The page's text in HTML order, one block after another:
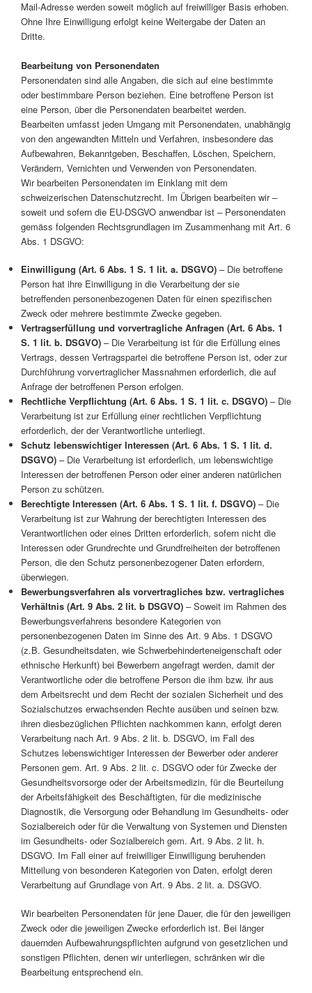
Mail-Adresse werden soweit möglich auf freiwilliger Basis erhoben.
Ohne Ihre Einwilligung erfolgt keine Weitergabe der Daten an
Dritte.
Bearbeitung von Personendaten
Personendaten sind alle Angaben, die sich auf eine bestimmte
oder bestimmbare Person beziehen. Eine betroffene Person ist
eine Person, über die Personendaten bearbeitet werden.
Bearbeiten umfasst jeden Umgang mit Personendaten, unabhängig
von den angewandten Mitteln und Verfahren, insbesondere das
Aufbewahren, Bekanntgeben, Beschaffen, Löschen, Speichern,
Verändern, Vernichten und Verwenden von Personendaten.
Wir bearbeiten Personendaten im Einklang mit dem
schweizerischen Datenschutzrecht. Im Übrigen bearbeiten wir –
soweit und sofern die EU-DSGVO anwendbar ist – Personendaten
gemäss folgenden Rechtsgrundlagen im Zusammenhang mit Art. 6
Abs. 1 DSGVO:
Einwilligung (Art. 6 Abs. 1 S. 1 lit. a. DSGVO) – Die betroffene
Person hat ihre Einwilligung in die Verarbeitung der sie
betreffenden personenbezogenen Daten für einen spezifischen
Zweck oder mehrere bestimmte Zwecke gegeben.
Vertragserfüllung und vorvertragliche Anfragen (Art. 6 Abs. 1
S. 1 lit. b. DSGVO) – Die Verarbeitung ist für die Erfüllung eines
Vertrags, dessen Vertragspartei die betroffene Person ist, oder zur
Durchführung vorvertraglicher Massnahmen erforderlich, die auf
Anfrage der betroffenen Person erfolgen.
Rechtliche Verpflichtung (Art. 6 Abs. 1 S. 1 lit. c. DSGVO) – Die
Verarbeitung ist zur Erfüllung einer rechtlichen Verpflichtung
erforderlich, der der Verantwortliche unterliegt.
Schutz lebenswichtiger Interessen (Art. 6 Abs. 1 S. 1 lit. d.
DSGVO) – Die Verarbeitung ist erforderlich, um lebenswichtige
Interessen der betroffenen Person oder einer anderen natürlichen
Person zu schützen.
Berechtigte Interessen (Art. 6 Abs. 1 S. 1 lit. f. DSGVO) – Die
Verarbeitung ist zur Wahrung der berechtigten Interessen des
Verantwortlichen oder eines Dritten erforderlich, sofern nicht die
Interessen oder Grundrechte und Grundfreiheiten der betroffenen
Person, die den Schutz personenbezogener Daten erfordern,
überwiegen.
Bewerbungsverfahren als vorvertragliches bzw. vertragliches
Verhältnis (Art. 9 Abs. 2 lit. b DSGVO) – Soweit im Rahmen des
Bewerbungsverfahrens besondere Kategorien von
personenbezogenen Daten im Sinne des Art. 9 Abs. 1 DSGVO
(z.B. Gesundheitsdaten, wie Schwerbehinderteneigenschaft oder
ethnische Herkunft) bei Bewerbern angefragt werden, damit der
Verantwortliche oder die betroffene Person die ihm bzw. ihr aus
dem Arbeitsrecht und dem Recht der sozialen Sicherheit und des
Sozialschutzes erwachsenden Rechte ausüben und seinen bzw.
ihren diesbezüglichen Pflichten nachkommen kann, erfolgt deren
Verarbeitung nach Art. 9 Abs. 2 lit. b. DSGVO, im Fall des
Schutzes lebenswichtiger Interessen der Bewerber oder anderer
Personen gem. Art. 9 Abs. 2 lit. c. DSGVO oder für Zwecke der
Gesundheitsvorsorge oder der Arbeitsmedizin, für die Beurteilung
der Arbeitsfähigkeit des Beschäftigten, für die medizinische
Diagnostik, die Versorgung oder Behandlung im Gesundheits- oder
Sozialbereich oder für die Verwaltung von Systemen und Diensten
im Gesundheits- oder Sozialbereich gem. Art. 9 Abs. 2 lit. h.
DSGVO. Im Fall einer auf freiwilliger Einwilligung beruhenden
Mitteilung von besonderen Kategorien von Daten, erfolgt deren
Verarbeitung auf Grundlage von Art. 9 Abs. 2 lit. a. DSGVO.
Wir bearbeiten Personendaten für jene Dauer, die für den jeweiligen
Zweck oder die jeweiligen Zwecke erforderlich ist. Bei länger
dauernden Aufbewahrungspflichten aufgrund von gesetzlichen und
sonstigen Pflichten, denen wir unterliegen, schränken wir die
Bearbeitung entsprechend ein.